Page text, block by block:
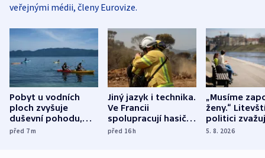
veřejnými médii, členy Eurovize.
Pobyt u vodních
ploch zvyšuje
duševní pohodu,
ukázala
před 7m
Jiný jazyk i technika.
Ve Francii
spolupracují hasiči z
různých zemí
před 16h
„Musíme
ženy.“
politici
dohodu o
5. 8. 2026